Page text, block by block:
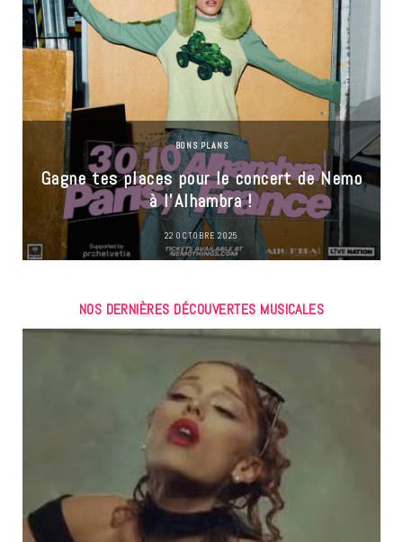
BONS PLANS
Gagne tes places pour le concert de Nemo
à l’Alhambra !
22 OCTOBRE 2025
NOS DERNIÈRES DÉCOUVERTES MUSICALES